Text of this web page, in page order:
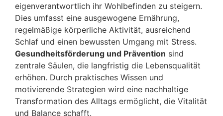
eigenverantwortlich ihr Wohlbefinden zu steigern.
Dies umfasst eine ausgewogene Ernährung,
regelmäßige körperliche Aktivität, ausreichend
Schlaf und einen bewussten Umgang mit Stress.
Gesundheitsförderung und Prävention sind
zentrale Säulen, die langfristig die Lebensqualität
erhöhen. Durch praktisches Wissen und
motivierende Strategien wird eine nachhaltige
Transformation des Alltags ermöglicht, die Vitalität
und Balance schafft.